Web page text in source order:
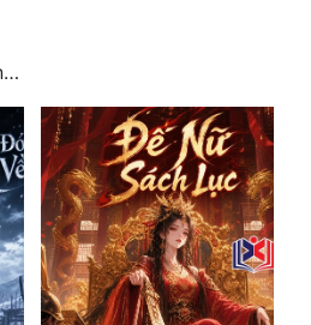
Chương 400: Vang Danh Thiên Hạ (Hết)